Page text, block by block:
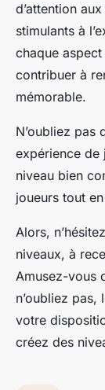
d’attention
stimulants à
chaque
contribuer à
mémorable.
N’oubliez pas
expérience de
niveau bien
joueurs tout
Alors,
niveaux, à
Amusez-vous
n’oubliez
votre
créez des